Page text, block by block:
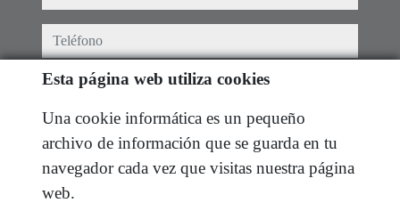
teléfono
e-mail
He leído y acepto las condiciones de uso y
de privacidad
mensaje
Esta página web utiliza cookies
Una cookie informática es un pequeño
archivo de información que se guarda en tu
navegador cada vez que visitas nuestra página
web.